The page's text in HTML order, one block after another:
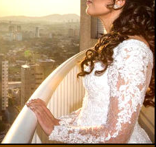
79